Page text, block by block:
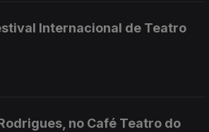
Internacional de Teatro
no Café Teatro do